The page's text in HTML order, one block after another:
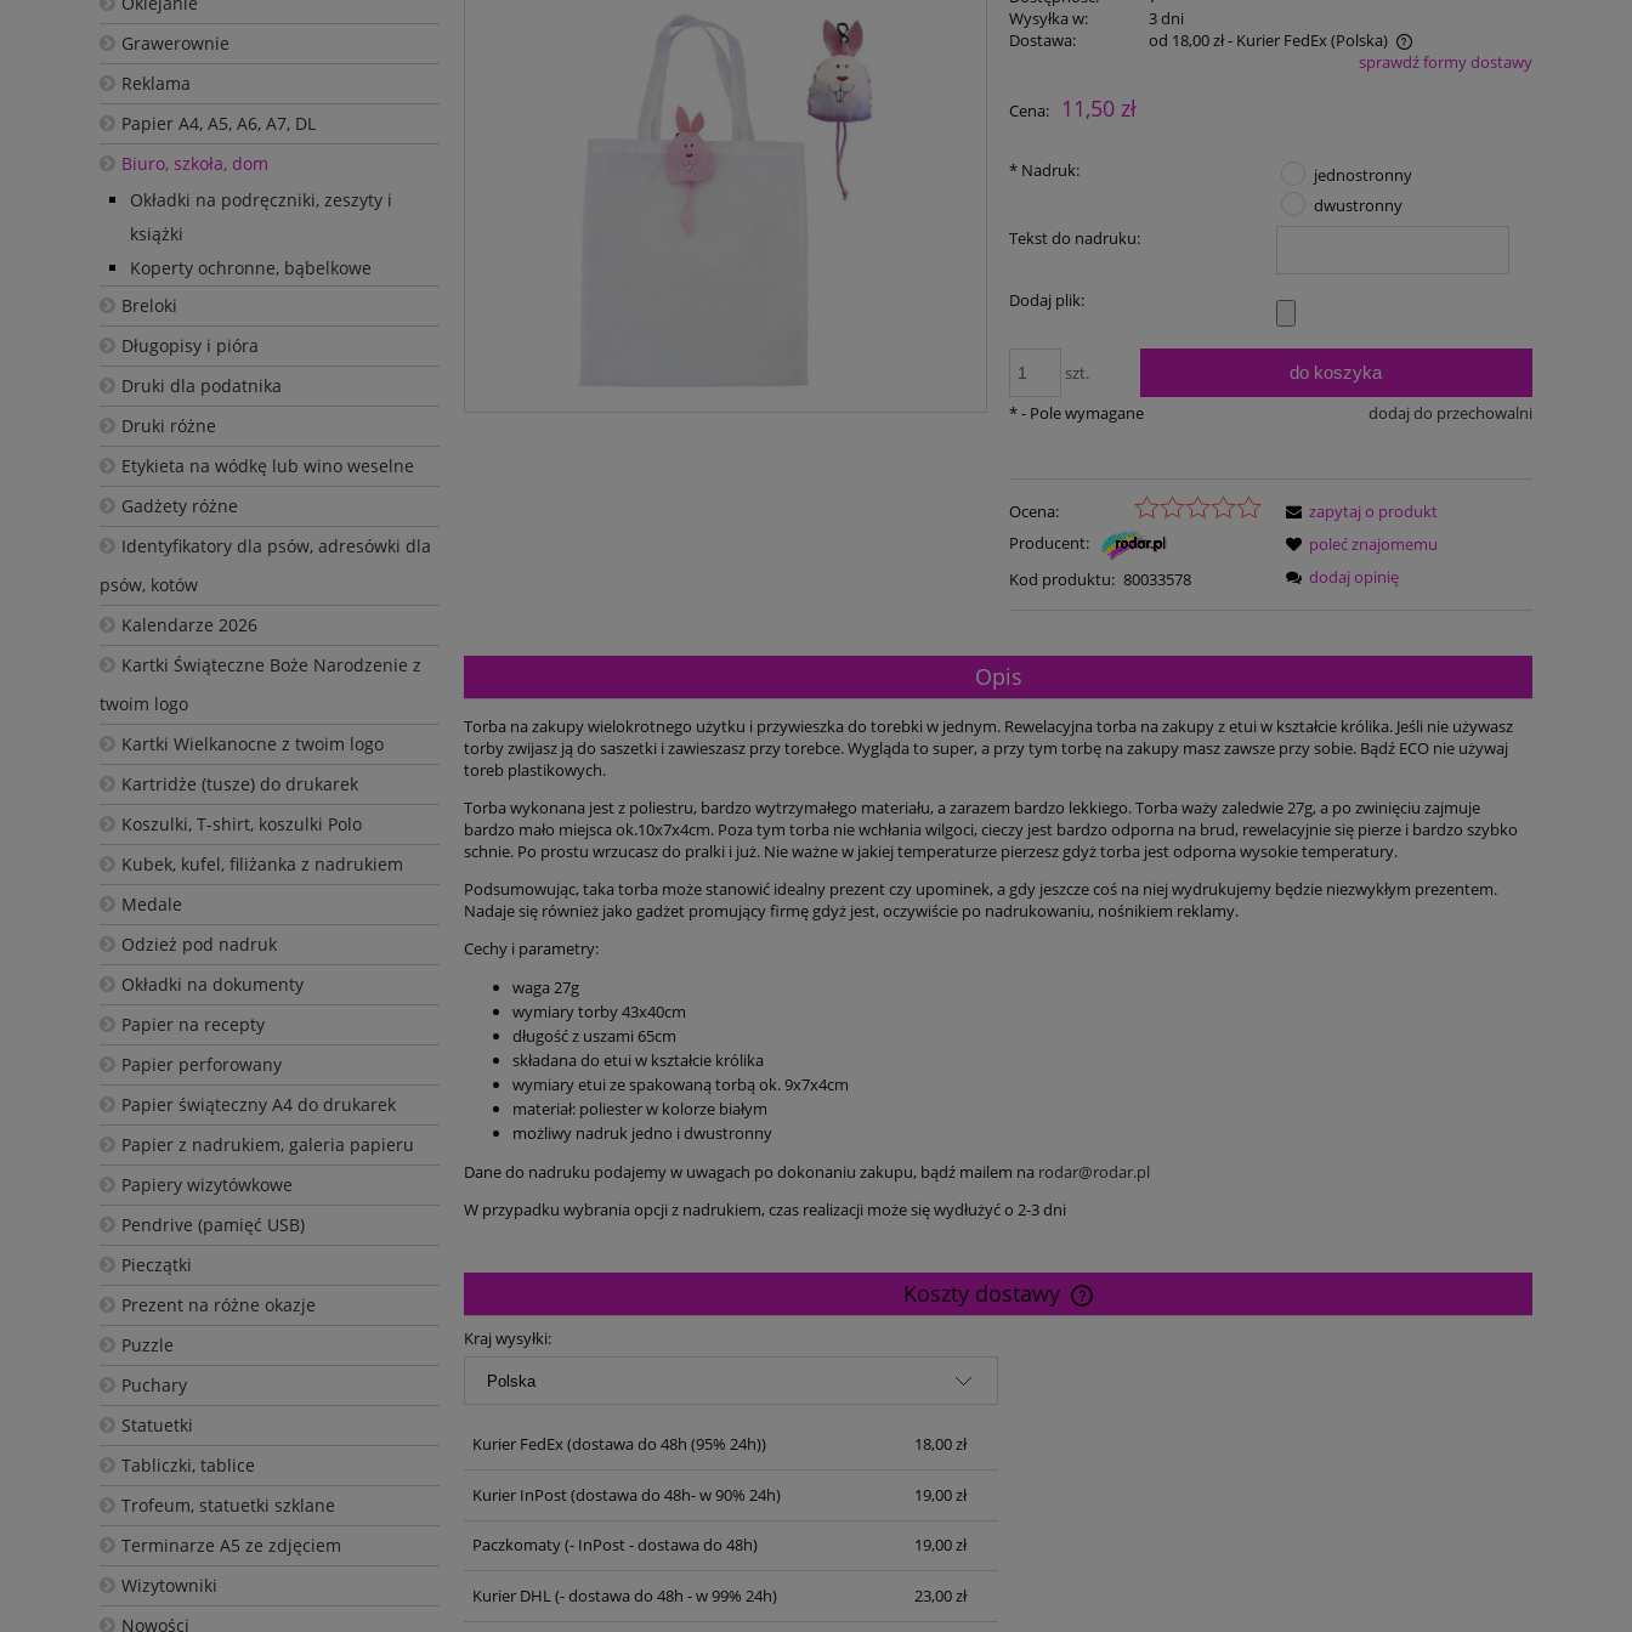
Grawerownie
Reklama
Papier A4, A5, A6, A7, DL
Biuro, szkoła, dom
Okładki na podręczniki, zeszyty i
książki
Koperty ochronne, bąbelkowe
Breloki
Długopisy i pióra
Druki dla podatnika
Druki różne
Etykieta na wódkę lub wino weselne
Gadżety różne
Identyfikatory dla psów, adresówki dla
psów, kotów
Kalendarze 2026
Kartki Świąteczne Boże Narodzenie z
twoim logo
Kartki Wielkanocne z twoim logo
Kartridże (tusze) do drukarek
Koszulki, T-shirt, koszulki Polo
Kubek, kufel, filiżanka z nadrukiem
Medale
Odzież pod nadruk
Okładki na dokumenty
Papier na recepty
Papier perforowany
Papier świąteczny A4 do drukarek
Papier z nadrukiem, galeria papieru
Papiery wizytówkowe
Pendrive (pamięć USB)
Pieczątki
Prezent na różne okazje
Puzzle
Puchary
Statuetki
Tabliczki, tablice
Trofeum, statuetki szklane
Terminarze A5 ze zdjęciem
Wizytowniki
Nowości
Wysyłka w:
3 dni
Dostawa:
od 18,00 zł- Kurier FedEx (Polska)
płatności
sprawdź formy dostawy
Cena: 11,50 zł
* Nadruk:
jednostronny
dwustronny
Tekst do nadruku:
Dodaj plik:
szt. do koszyka
dodaj do przechowalni
*- Pole wymagane
Ocena:
Producent:
Kod produktu: 80033578
zapytaj o produkt
poleć znajomemu
dodaj opinię
Opis
Torba na zakupy wielokrotnego użytku i przywieszka do torebki w jednym. Rewelacyjna torba na zakupy z etui w kształcie królika. Jeśli nie używasz
torby zwijasz ją do saszetki i zawieszasz przy torebce. Wygląda to super, a przy tym torbę na zakupy masz zawsze przy sobie. Bądź ECO nie używaj
toreb plastikowych.
Torba wykonana jest z poliestru, bardzo wytrzymałego materiału, a zarazem bardzo lekkiego. Torba waży zaledwie 27g, a po zwinięciu zajmuje
bardzo mało miejsca ok.10x7x4cm. Poza tym torba nie wchłania wilgoci, cieczy jest bardzo odporna na brud, rewelacyjnie się pierze i bardzo szybko
schnie. Po prostu wrzucasz do pralki i już. Nie ważne w jakiej temperaturze pierzesz gdyż torba jest odporna wysokie temperatury.
Podsumowując, taka torba może stanowić idealny prezent czy upominek, a gdy jeszcze coś na niej wydrukujemy będzie niezwykłym prezentem.
Nadaje się również jako gadżet promujący firmę gdyż jest, oczywiście po nadrukowaniu, nośnikiem reklamy.
Cechy i parametry:
waga 27g
wymiary torby 43x40cm
długość z uszami 65cm
składana do etui w kształcie królika
wymiary etui ze spakowaną torbą ok. 9x7x4cm
materiał: poliester w kolorze białym
możliwy nadruk jedno i dwustronny
Dane do nadruku podajemy w uwagach po dokonaniu zakupu, bądź mailem na rodar@rodar.pl
W przypadku wybrania opcji z nadrukiem, czas realizacji może się wydłużyć o 2-3 dni
Koszty dostawy
Kraj wysyłki:
Kurier FedEx(dostawa do 48h (95% 24h)) 18,00 zł
Kurier InPost(dostawa do 48h- w 90% 24h) 19,00 zł
Paczkomaty(- InPost - dostawa do 48h) 19,00 zł
Kurier DHL(- dostawa do 48h - w 99% 24h) 23,00 zł